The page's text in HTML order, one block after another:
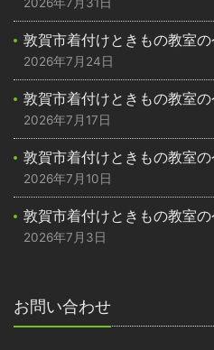
敦賀市着付けときもの教室
2026年7月24日
敦賀市着付けときもの教室
2026年7月17日
敦賀市着付けときもの教室
2026年7月10日
敦賀市着付けときもの教室
2026年7月3日
お問い合わせ